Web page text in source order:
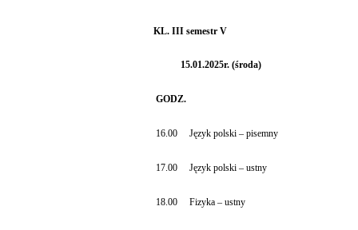
KL. III semestr V
15.01.2025r. (środa)
GODZ.
16.00 Język polski – pisemny
17.00 Język polski – ustny
18.00 Fizyka – ustny